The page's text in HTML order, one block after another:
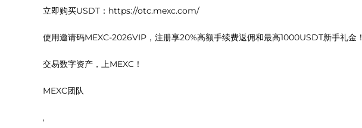
立即购买USDT：https://otc.mexc.com/
使用邀请码MEXC-2026VIP，注册享20%高额手续费返佣和最高1000USDT新手礼金！
交易数字资产，上MEXC！
MEXC团队
,